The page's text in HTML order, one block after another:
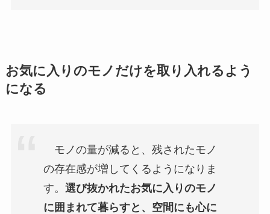
お気に入りのモノだけを取り入れるよう
になる
モノの量が減ると、残されたモノ
の存在感が増してくるようになりま
す。 選び抜かれたお気に入りのモノ
に囲まれて暮らすと、空間にも心に